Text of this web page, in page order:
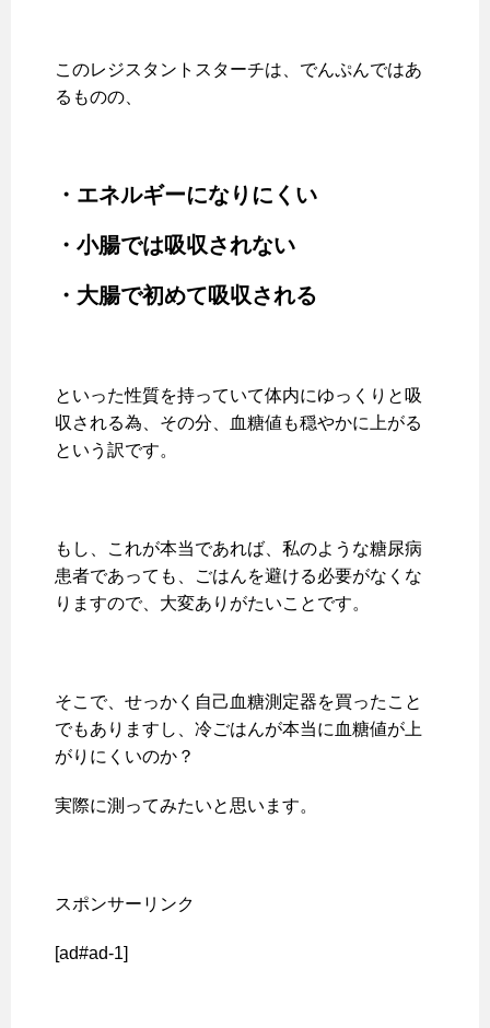
このレジスタントスターチは、でんぷんではあ
るものの、
・エネルギーになりにくい
・小腸では吸収されない
・大腸で初めて吸収される
といった性質を持っていて体内にゆっくりと吸
収される為、その分、血糖値も穏やかに上がる
という訳です。
もし、これが本当であれば、私のような糖尿病
患者であっても、ごはんを避ける必要がなくな
りますので、大変ありがたいことです。
そこで、せっかく自己血糖測定器を買ったこと
でもありますし、冷ごはんが本当に血糖値が上
がりにくいのか？
実際に測ってみたいと思います。
スポンサーリンク
[ad#ad-1]